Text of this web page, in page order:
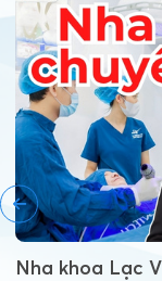
Nha khoa Lạc